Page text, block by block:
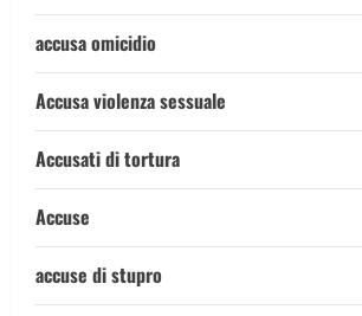
accusa omicidio
Accusa violenza sessuale
Accusati di tortura
Accuse
accuse di stupro